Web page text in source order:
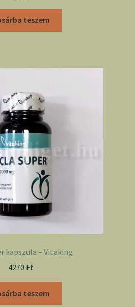
teszem
kapszula – Vitaking
4270 Ft
teszem